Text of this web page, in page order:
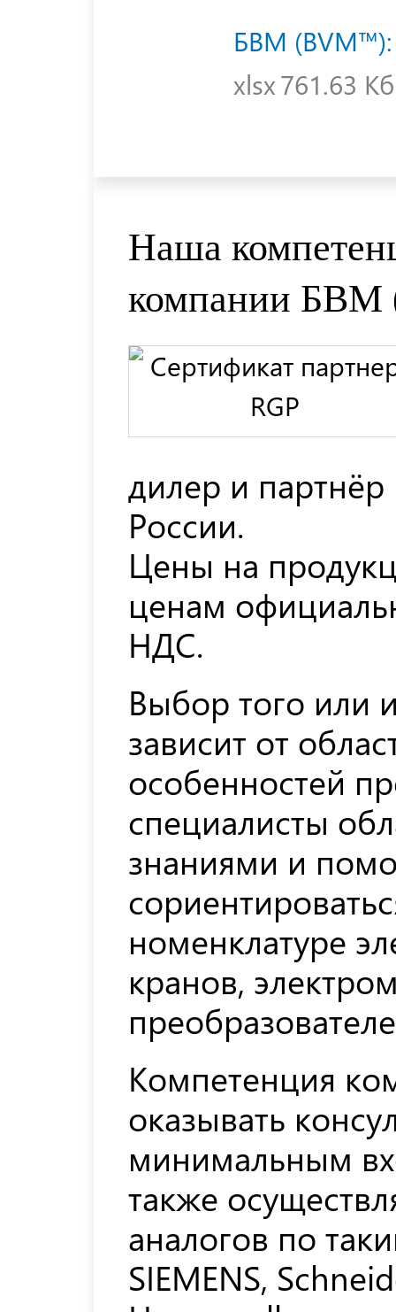
БВМ (BVM™):
xlsx761.63 Кб
Наша
компании
дилер и
России.
Цены на
ценам
НДС.
Выбор того или
зависит от
особенностей
специалисты
знаниями и
номенклатуре
кранов,
Компетенция
оказывать
минимальным
также
аналогов по
SIEMENS,